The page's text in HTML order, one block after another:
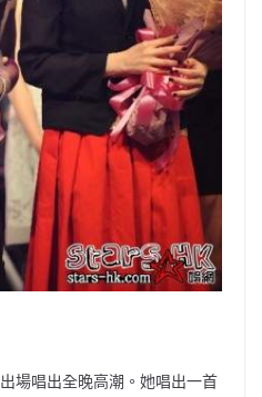
場唱出全晚高潮。她唱出一首